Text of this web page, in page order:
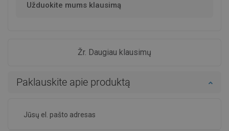
Užduokite mums klausimą
Žr. Daugiau klausimų
Paklauskite apie produktą